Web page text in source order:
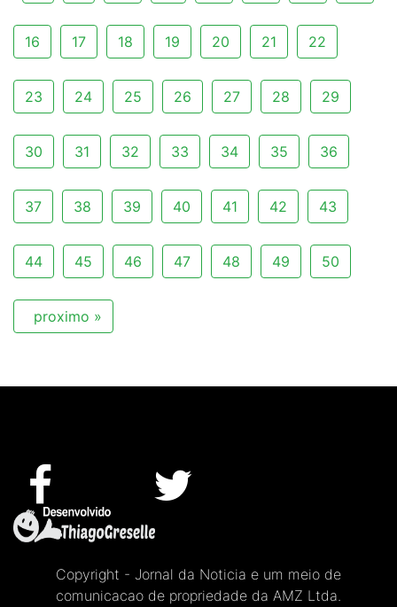
16 17 18 19 20 21 22
23 24 25 26 27 28 29
30 31 32 33 34 35 36
37 38 39 40 41 42 43
44 45 46 47 48 49 50
proximo »
Copyright - Jornal da Noticia e um meio de
comunicacao de propriedade da AMZ Ltda.